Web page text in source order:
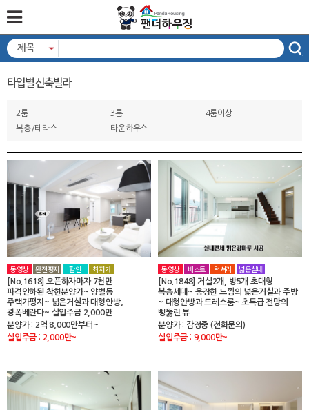
제목
타입별 신축빌라
2룸 3룸
4룸이상
복층/테라스
타운하우스
동영상 완전평지 할인 최저가
[No.1618] 오픈하자마자 7천만
파격인하된 착한분양가~ 양벌동
주택가평지~ 넓은거실과 대형안방,
광폭베란다~ 실입주금 2,000만
분양가 : 2억 8,000만부터~
실입주금 : 2,000만~
동영상 베스트 럭셔리 넓은실내
[No.1848] 거실2개, 방5개 초대형
복층세대~ 웅장한 느낌의 넓은거실과 주방
~ 대형안방과 드레스룸~ 초특급 전망의
뻥뚫린 뷰
분양가 : 감정중 (전화문의)
실입주금 : 9,000만~